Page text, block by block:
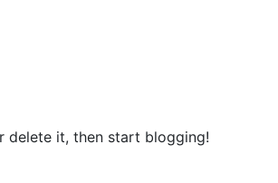
delete it, then start blogging!